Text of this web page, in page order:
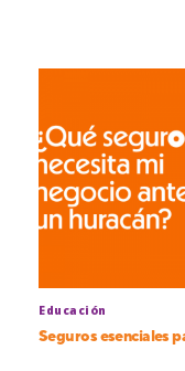
Educación
Seguros esenciales